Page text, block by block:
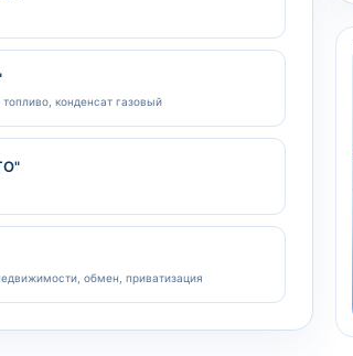
топливо, конденсат газовый
обмен, приватизация